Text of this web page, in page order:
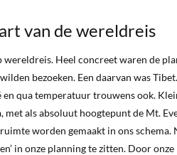
van de wereldreis
wereldreis. Heel concreet waren de
bezoeken. Een daarvan was
en qua temperatuur trouwens ook.
met als absoluut hoogtepunt de Mt.
worden gemaakt in ons
in onze planning te zitten. Door